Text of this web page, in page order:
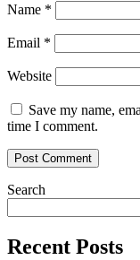
Name *
Email *
Website
Save my name,
time I comment.
Search
Recent Posts